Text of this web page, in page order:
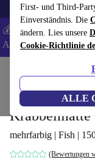
First- und Third-
Einverständnis. Die
ändern. Lies unsere
Cookie-Richtlinie
ALLE
🎒 Back to school
💰 Extra -5% auf
ANDROID5 -AGB
Superbe
Krabbelmatte
mehrfarbig | Fish |
(Bewertungen